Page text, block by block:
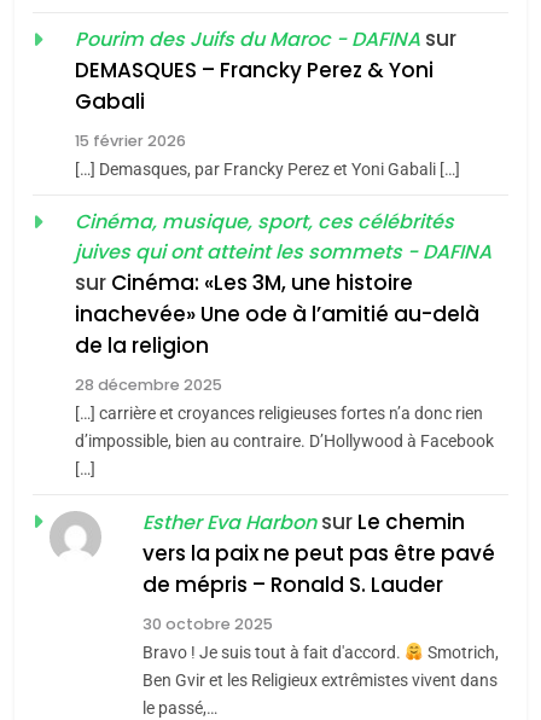
Oeil ravageur – Vanessa
De Loya Stauber
«Tu dis génocide, je dis
guerre»: La nouvelle
chanson de Boy George
ISRAÉL JUDAISME
Accords d’Isaac:
l’alliance pourrait
s’étendre à 13 pays
d’Amérique latine
ISRAÉL JUDAISME
2025, l’année la plus
meurtrière selon le
Pourim des Juifs du Maroc - DAFINA sur
DEMASQUES – Francky Perez & Yoni
Gabali
15 février 2026
[…] Demasques, par Francky Perez et Yoni Gabali […]
Cinéma, musique, sport, ces célébrités
juives qui ont atteint les sommets - DAFINA
sur Cinéma: «Les 3M, une histoire
inachevée» Une ode à l’amitié au-delà
de la religion
28 décembre 2025
[…] carrière et croyances religieuses fortes n’a donc rien
d’impossible, bien au contraire. D’Hollywood à Facebook
[…]
Esther Eva Harbonsur Le chemin
vers la paix ne peut pas être pavé
de mépris – Ronald S. Lauder
30 octobre 2025
Bravo ! Je suis tout à fait d'accord.
Smotrich,
Ben Gvir et les Religieux extrêmistes vivent dans
le passé,…
meurtrière selon le rapport
l’antisémitisme
FIÈRE, DIGNE ET RÉSILIENTE :
POURQUOI JE REVENDIQUE
MA JUDAÏTE par Thérèse
Zrihen-Dvir
ISRAÉL
CE QUI NOUS MANQUE –
JUDAISME
Maroc : Les amandes de
Tafraout, le miel de Tadla
Azilal consacrés produits
du terroir
DAFINA MAROC